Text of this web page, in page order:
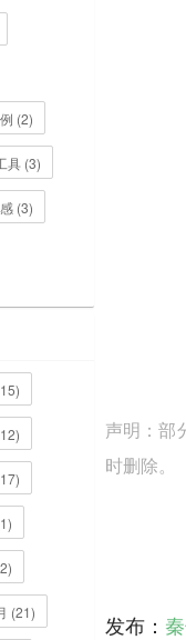
(2)
具 (3)
(3)
(21)
声明：部
时删除。
发布：